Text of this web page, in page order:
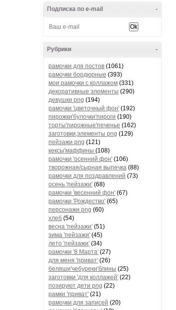
-
Подписка по e-mail
-
Рубрики
рамочки для постов (1061)
рамочки бордюрные (393)
мои рамочки с коллажом (331)
декоративные элементы (290)
девушки png (194)
рамочки 'цветочный фон' (192)
пирожки'булочки'пироги (190)
торты'пирожные'печенье (162)
заготовки,элементы png (129)
пейзажи png (121)
кексы'маффины (108)
рамочки 'осенний фон' (106)
творожная/сырная выпечка (88)
рамочки для поздравлений (73)
осень 'пейзажи' (68)
рамочки 'весенний фон' (67)
рамочки 'Рождество' (65)
персонажи png (60)
хлеб (54)
весна 'пейзажи' (51)
зима 'пейзажи' (45)
лето 'пейзажи' (34)
рамочки '8 Марта' (27)
для меня 'приват' (26)
беляши'чебуреки'блины (25)
заготовки 'для коллажей' (22)
позируют дети png (22)
рамки 'приват' (21)
рамочки для записей (20)